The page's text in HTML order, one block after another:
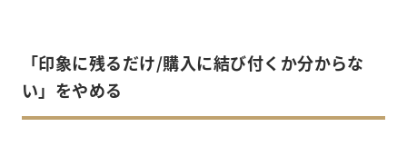
「印象に残るだけ/購入に結び付くか分からな
い」をやめる